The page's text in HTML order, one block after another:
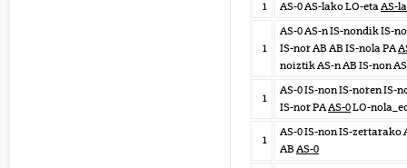
1 AS-0 AS-lako LO-etaAS-
1
AS-0 AS-n IS-nondik IS-
IS-nor AB AB IS-nola PA
noiztik AS-n AB IS-non
1
AS-0 IS-non IS-noren IS-
IS-nor PAAS-0LO-
1
AS-0 IS-non IS-zertarako
AB AS-0